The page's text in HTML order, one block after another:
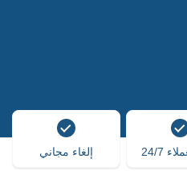
24/7 إلغاء مجاني